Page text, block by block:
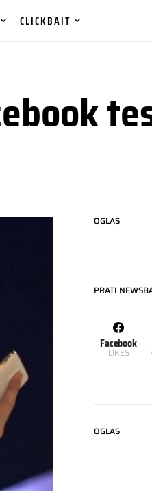
CLICKBAIT
OGLAS
PRATI
Facebook
LIKES
OGLAS